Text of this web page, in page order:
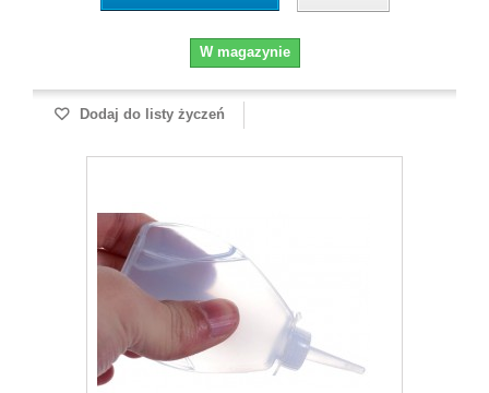
W magazynie
Dodaj do listy życzeń